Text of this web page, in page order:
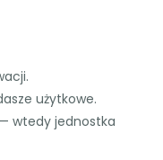
użytkowe.
wtedy jednostka